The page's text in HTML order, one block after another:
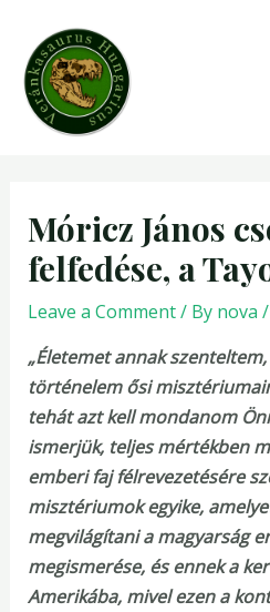
content
Móricz János
felfedése, a
Leave a Comment/ By nova /
„Életemet annak
történelem ősi
tehát azt kell mondanom
ismerjük, teljes mértékben
emberi faj félrevezetésére
misztériumok egyike,
megvilágítani a magyarság
megismerése, és ennek a
Amerikába, mivel ezen a